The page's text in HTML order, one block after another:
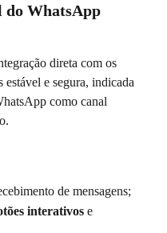
do WhatsApp
direta com os
e segura, indicada
como canal
de mensagens;
interativos e